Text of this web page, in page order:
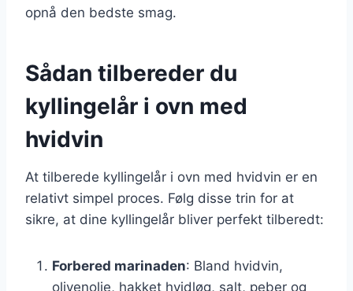
opnå den bedste smag.
Sådan tilbereder du
kyllingelår i ovn med
hvidvin
At tilberede kyllingelår i ovn med hvidvin er en
relativt simpel proces. Følg disse trin for at
sikre, at dine kyllingelår bliver perfekt tilberedt:
Forbered marinaden: Bland hvidvin,
olivenolie, hakket hvidløg, salt, peber og